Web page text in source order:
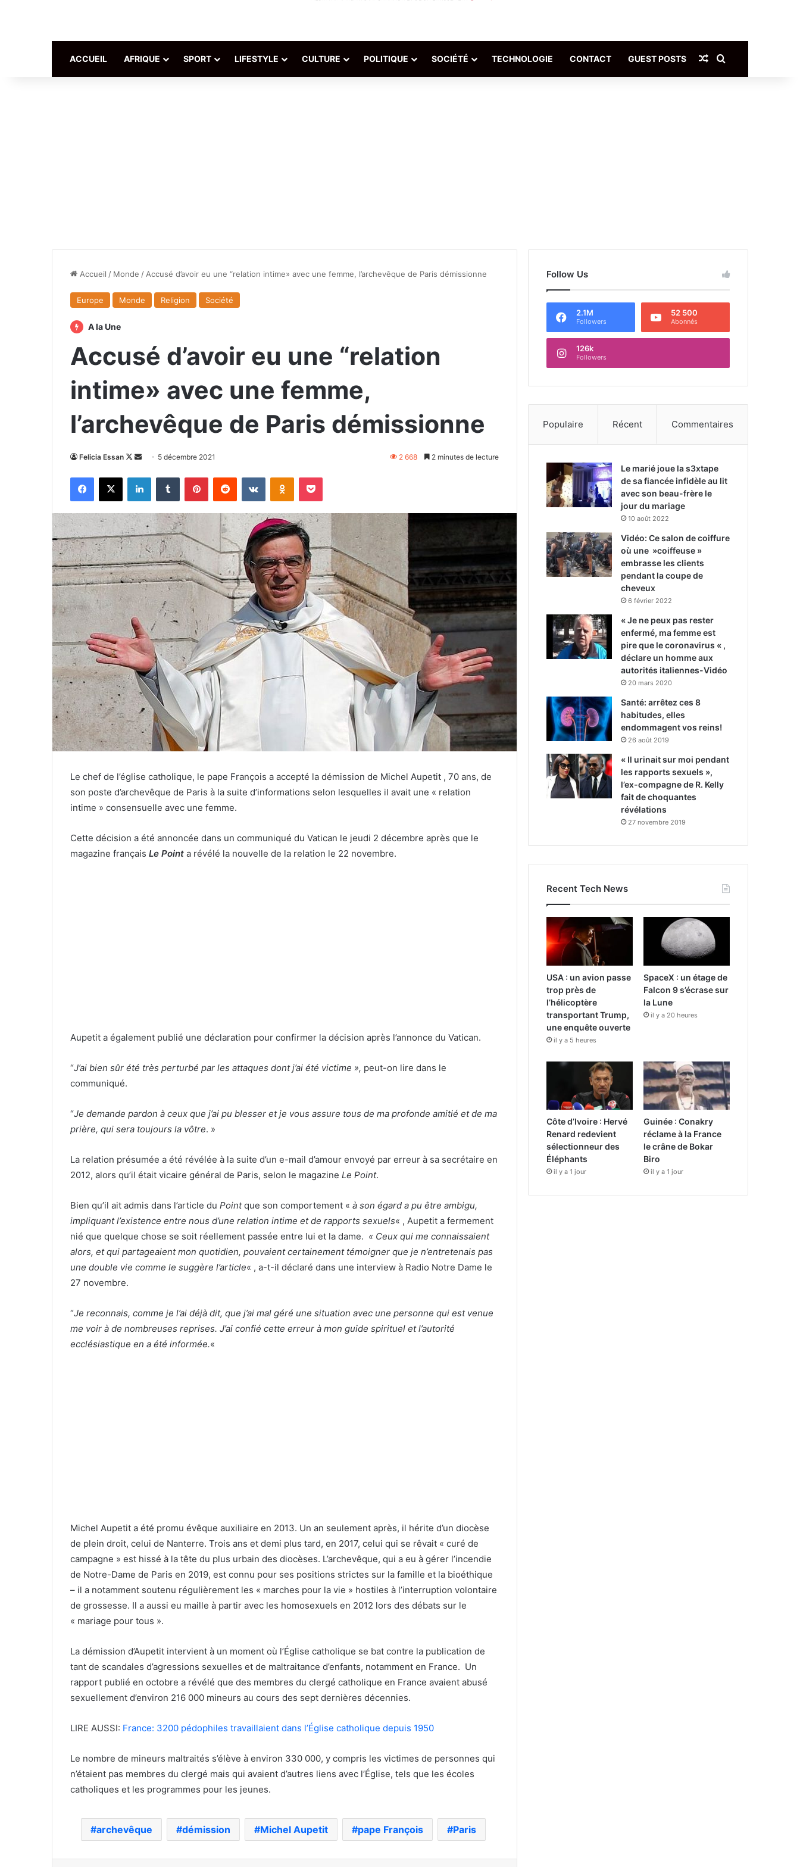
ACCUEIL AFRIQUE SPORT LIFESTYLE CULTURE POLITIQUE SOCIÉTÉ TECHNOLOGIE CONTACT GUEST POSTS Article Aléatoire
Accueil / Monde / Accusé d’avoir eu une “relation intime» avec une femme, l’archevêque de Paris démissionne
Europe Monde Religion Société
A la Une
Accusé d’avoir eu une “relation
intime» avec une femme,
l’archevêque de Paris démissionne
Felicia Essan
Follow
X
Envoyer5 décembre 2021 2 668 2 minutes de lecture
Facebook
X LinkedinTumblr PinterestReddit VKontakteOdnoklassniki
Pocket
Le chef de l’église catholique, le pape François a accepté la démission de Michel Aupetit , 70 ans, de
son poste d’archevêque de Paris à la suite d’informations selon lesquelles il avait une « relation
intime » consensuelle avec une femme.
Cette décision a été annoncée dans un communiqué du Vatican le jeudi 2 décembre après que le
magazine français Le Point a révélé la nouvelle de la relation le 22 novembre.
Aupetit a également publié une déclaration pour confirmer la décision après l’annonce du Vatican.
“J’ai bien sûr été très perturbé par les attaques dont j’ai été victime », peut-on lire dans le
communiqué.
“Je demande pardon à ceux que j’ai pu blesser et je vous assure tous de ma profonde amitié et de ma
prière, qui sera toujours la vôtre. »
La relation présumée a été révélée à la suite d’un e-mail d’amour envoyé par erreur à sa secrétaire en
2012, alors qu’il était vicaire général de Paris, selon le magazine Le Point.
Bien qu’il ait admis dans l’article du Pointque son comportement « à son égard a pu être ambigu,
impliquant l’existence entre nous d’une relation intime et de rapports sexuels« , Aupetit a fermement
nié que quelque chose se soit réellement passée entre lui et la dame. « Ceux qui me connaissaient
alors, et qui partageaient mon quotidien, pouvaient certainement témoigner que je n’entretenais pas
une double vie comme le suggère l’article« , a-t-il déclaré dans une interview à Radio Notre Dame le
27 novembre.
“Je reconnais, comme je l’ai déjà dit, que j’ai mal géré une situation avec une personne qui est venue
me voir à de nombreuses reprises. J’ai confié cette erreur à mon guide spirituel et l’autorité
ecclésiastique en a été informée.«
Michel Aupetit a été promu évêque auxiliaire en 2013. Un an seulement après, il hérite d’un diocèse
de plein droit, celui de Nanterre. Trois ans et demi plus tard, en 2017, celui qui se rêvait « curé de
campagne » est hissé à la tête du plus urbain des diocèses. L’archevêque, qui a eu à gérer l’incendie
de Notre-Dame de Paris en 2019, est connu pour ses positions strictes sur la famille et la bioéthique
– il a notamment soutenu régulièrement les « marches pour la vie » hostiles à l’interruption volontaire
de grossesse. Il a aussi eu maille à partir avec les homosexuels en 2012 lors des débats sur le
« mariage pour tous ».
La démission d’Aupetit intervient à un moment où l’Église catholique se bat contre la publication de
tant de scandales d’agressions sexuelles et de maltraitance d’enfants, notamment en France. Un
rapport publié en octobre a révélé que des membres du clergé catholique en France avaient abusé
sexuellement d’environ 216 000 mineurs au cours des sept dernières décennies.
LIRE AUSSI: France: 3200 pédophiles travaillaient dans l’Église catholique depuis 1950
Le nombre de mineurs maltraités s’élève à environ 330 000, y compris les victimes de personnes qui
n’étaient pas membres du clergé mais qui avaient d’autres liens avec l’Église, tels que les écoles
catholiques et les programmes pour les jeunes.
archevêque démission Michel Aupetit pape François Paris
Follow Us
2.1M
Followers
52 500
Abonnés
126k
Followers
Populaire Récent Commentaires
Le marié joue la s3xtape
de sa fiancée infidèle au lit
avec son beau-frère le
jour du mariage
10 août 2022
Vidéo: Ce salon de coiffure
où une »coiffeuse »
embrasse les clients
pendant la coupe de
cheveux
6 février 2022
« Je ne peux pas rester
enfermé, ma femme est
pire que le coronavirus « ,
déclare un homme aux
autorités italiennes-Vidéo
20 mars 2020
Santé: arrêtez ces 8
habitudes, elles
endommagent vos reins!
26 août 2019
« Il urinait sur moi pendant
les rapports sexuels »,
l’ex-compagne de R. Kelly
fait de choquantes
révélations
27 novembre 2019
Recent Tech News
USA : un avion passe
trop près de
l’hélicoptère
transportant Trump,
une enquête ouverte
il y a 5 heures
SpaceX : un étage de
Falcon 9 s’écrase sur
la Lune
il y a 20 heures
Côte d’Ivoire : Hervé
Renard redevient
sélectionneur des
Éléphants
il y a 1 jour
Guinée : Conakry
réclame à la France
le crâne de Bokar
Biro
il y a 1 jour